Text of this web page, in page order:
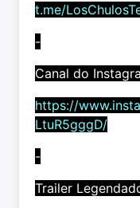
t.me/
-
Canal do
https://
LtuR5gggD/
-
Trailer